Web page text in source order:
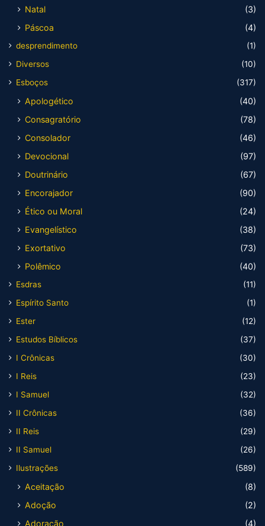
Natal
(3)
Páscoa
(4)
desprendimento
(1)
Diversos
(10)
Esboços
(317)
Apologético
(40)
Consagratório
(78)
Consolador
(46)
Devocional
(97)
Doutrinário
(67)
Encorajador
(90)
Ético ou Moral
(24)
Evangelístico
(38)
Exortativo
(73)
Polêmico
(40)
Esdras
(11)
Espírito Santo
(1)
Ester
(12)
Estudos Bíblicos
(37)
I Crônicas
(30)
I Reis
(23)
I Samuel
(32)
II Crônicas
(36)
II Reis
(29)
II Samuel
(26)
Ilustrações
(589)
Aceitação
(8)
Adoção
(2)
Adoração
(4)